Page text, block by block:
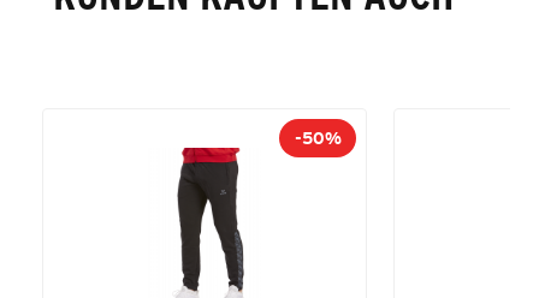
-50%